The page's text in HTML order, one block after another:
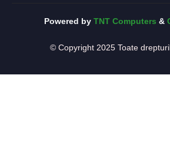
Powered by TNT Computers &
© Copyright 2025 Toate